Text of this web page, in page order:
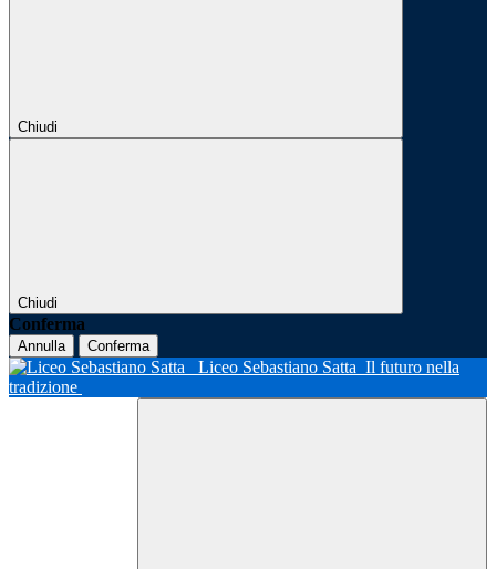
Chiudi
Chiudi
Conferma
Annulla Conferma
Liceo Sebastiano Satta Il futuro nella
tradizione